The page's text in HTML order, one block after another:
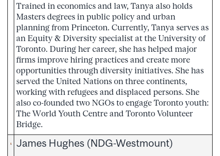
Trained in economics and law, Tanya also holds
Masters degrees in public policy and urban
planning from Princeton. Currently, Tanya serves as
an Equity & Diversity specialist at the University of
Toronto. During her career, she has helped major
firms improve hiring practices and create more
opportunities through diversity initiatives. She has
served the United Nations on three continents,
working with refugees and displaced persons. She
also co-founded two NGOs to engage Toronto youth:
The World Youth Centre and Toronto Volunteer
Bridge.
James Hughes (NDG-Westmount)